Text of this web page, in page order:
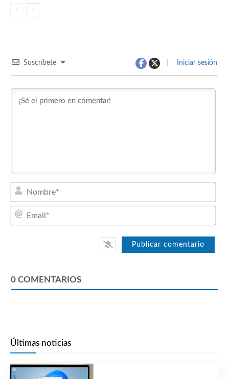
Suscríbete Iniciar sesión
0 COMENTARIOS
Últimas noticias